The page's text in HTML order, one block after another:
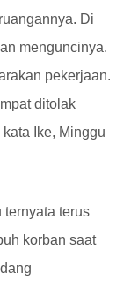
Di
menguncinya.
pekerjaan.
ditolak
Ike, Minggu
ternyata terus
korban saat